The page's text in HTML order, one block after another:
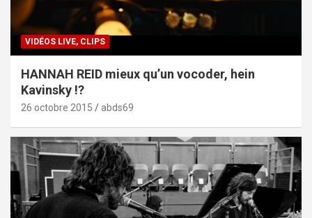
VIDÉOS LIVE, CLIPS
HANNAH REID mieux qu’un vocoder, hein
Kavinsky !?
26 octobre 2015 abds69